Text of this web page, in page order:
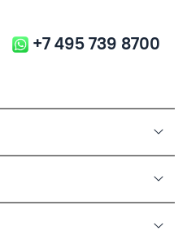
+7 495 739 8700